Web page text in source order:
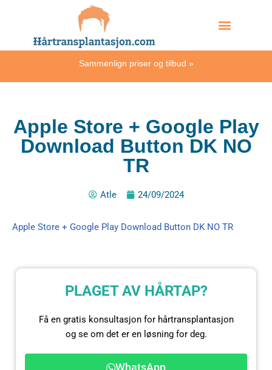
Sammenlign priser og tilbud »
Apple Store + Google Play
Download Button DK NO
TR
Atle 24/09/2024
Apple Store + Google Play Download Button DK NO TR
PLAGET AV HÅRTAP?
Få en gratis konsultasjon for hårtransplantasjon
og se om det er en løsning for deg.
WhatsApp